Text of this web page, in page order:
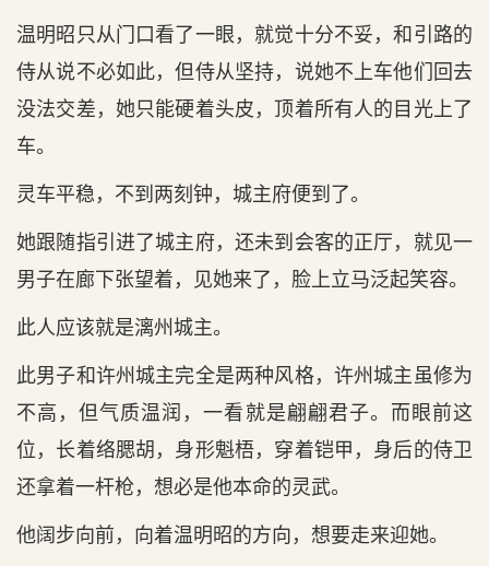
温明昭只从门口看了一眼，就觉十分不妥，和引路的
侍从说不必如此，但侍从坚持，说她不上车他们回去
没法交差，她只能硬着头皮，顶着所有人的目光上了
车。
灵车平稳，不到两刻钟，城主府便到了。
她跟随指引进了城主府，还未到会客的正厅，就见一
男子在廊下张望着，见她来了，脸上立马泛起笑容。
此人应该就是漓州城主。
此男子和许州城主完全是两种风格，许州城主虽修为
不高，但气质温润，一看就是翩翩君子。而眼前这
位，长着络腮胡，身形魁梧，穿着铠甲，身后的侍卫
还拿着一杆枪，想必是他本命的灵武。
他阔步向前，向着温明昭的方向，想要走来迎她。